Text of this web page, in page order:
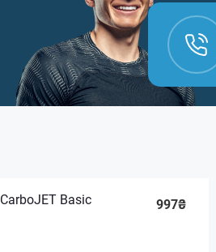
CarboJET Basic 997₴